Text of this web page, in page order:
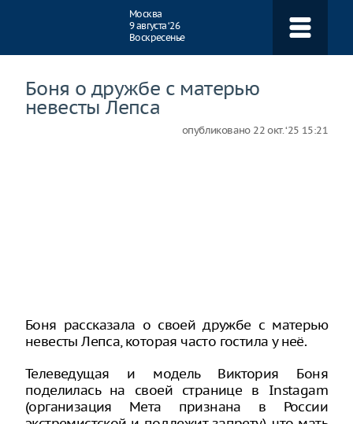
Москва
9 августа ‘26
Воскресенье
Боня о дружбе с матерью
невесты Лепса
опубликовано 22 окт. ‘25 15:21
Боня рассказала о своей дружбе с матерью
невесты Лепса, которая часто гостила у неё.
Телеведущая и модель Виктория Боня
поделилась на своей странице в Instagam
(организация Meтa признана в России